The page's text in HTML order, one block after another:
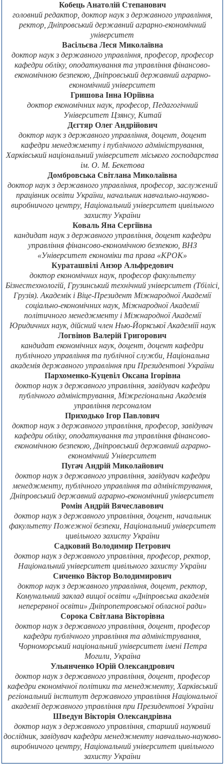
Кобець Анатолій Степанович
головний редактор, доктор наук з державного управління,
ректор, Дніпровський державний аграрно-економічний
університет
Васільєва Леся Миколаївна
доктор наук з державного управління, професор, професор
кафедри обліку, оподаткування та управління фінансово-
економічною безпекою, Дніпровський державний аграрно-
економічний університет
Гришова Інна Юріївна
доктор економічних наук, професор, Педагогічний
Університет Цзянсу, Китай
Дєгтяр Олег Андрійович
доктор наук з державного управління, доцент, доцент
кафедри менеджменту і публічного адміністрування,
Харківський національний університет міського господарства
ім. О. М. Бекетова
Домбровська Світлана Миколаївна
доктор наук з державного управління, професор, заслужений
працівник освіти України, начальник навчально-науково-
виробничого центру, Національний університет цивільного
захисту України
Коваль Яна Сергіївна
кандидат наук з державного управління, доцент кафедри
управління фінансово-економічною безпекою, ВНЗ
«Університет економіки та права «КРОК»
Кураташвілі Анзор Альфредович
доктор економічних наук, професор факультету
Бізнестехнологій, Грузинський технічний університет (Тбілісі,
Грузія). Академік і Віце-Президент Міжнародної Академії
соціально-економічних наук, Міжнародної Академії
політичного менеджменту і Міжнародної Академії
Юридичних наук, дійсний член Нью-Йоркської Академіїї наук
Логвінов Валерій Григорович
кандидат економічних наук, доцент, доцент кафедри
публічного управління та публічної служби, Національна
академія державного управління при Президентові України
Пархоменко-Куцевіл Оксана Ігорівна
доктор наук з державного управління, завідувач кафедри
публічного адміністрування, Міжрегіональна Академія
управління персоналом
Приходько Ігор Павлович
доктор наук з державного управління, професор, завідувач
кафедри обліку, оподаткування та управління фінансово-
економічною безпекою, Дніпровський державний аграрно-
економічний Університет
Пугач Андрій Миколайович
доктор наук з державного управління, завідувач кафедри
менеджменту, публічного управління та адміністрування,
Дніпровський державний аграрно-економічний університет
Ромін Андрій Вячеславович
доктор наук з державного управління, доцент, начальник
факультету Пожежної безпеки, Національний університет
цивільного захисту України
Садковий Володимир Петрович
доктор наук з державного управління, професор, ректор,
Національний університет цивільного захисту України
Сиченко Віктор Володимирович
доктор наук з державного управління, доцент, ректор,
Комунальний заклад вищої освіти «Дніпровська академія
неперервної освіти» Дніпропетровської обласної ради»
Сорока Світлана Вікторівна
доктор наук з державного управління, доцент, професор
кафедри публічного управління та адміністрування,
Чорноморський національний університет імені Петра
Могили, Україна
Ульянченко Юрій Олександрович
доктор наук з державного управління, доцент, професор
кафедри економічної політики та менеджменту, Харківський
регіональний інститут державного управління Національної
академії державного управління при Президентові України
Шведун Вікторія Олександрівна
доктор наук з державного управління, старший науковий
дослідник, завідувач кафедри менеджменту навчально-науково-
виробничого центру, Національний університет цивільного
захисту України